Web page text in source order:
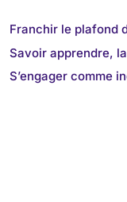
Franchir le plafond
Savoir apprendre,
S’engager comme